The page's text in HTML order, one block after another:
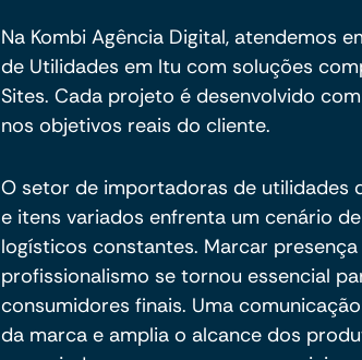
Na Kombi Agência Digital, atendemos
de Utilidades em Itu com soluções
Sites. Cada projeto é desenvolvido
nos objetivos reais do cliente.
O setor de importadoras de utilidades
e itens variados enfrenta um cenário
logísticos constantes. Marcar
profissionalismo se tornou essencial
consumidores finais. Uma
da marca e amplia o alcance dos